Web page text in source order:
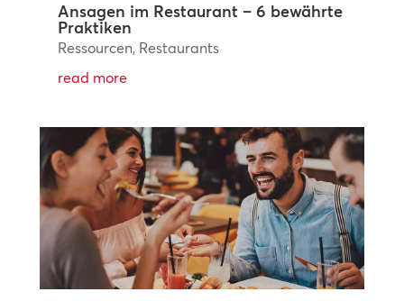
Ansagen im Restaurant – 6 bewährte
Praktiken
Ressourcen, Restaurants
read more